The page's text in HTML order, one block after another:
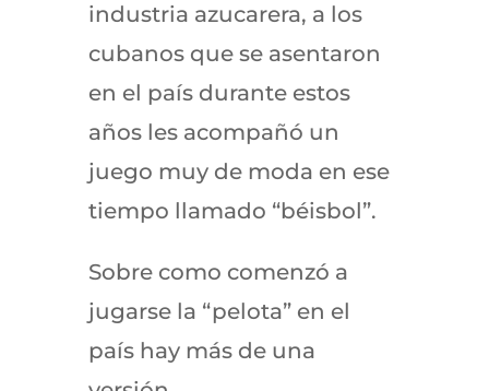
industria azucarera, a los
cubanos que se asentaron
en el país durante estos
años les acompañó un
juego muy de moda en ese
tiempo llamado “béisbol”.
Sobre como comenzó a
jugarse la “pelota” en el
país hay más de una